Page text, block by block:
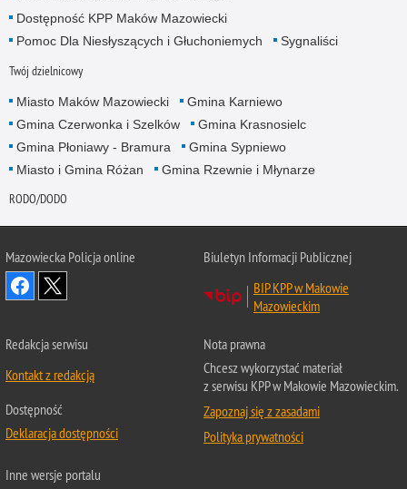
Dostępność KPP Maków Mazowiecki
Pomoc Dla Niesłyszących i Głuchoniemych
Sygnaliści
Twój dzielnicowy
Miasto Maków Mazowiecki
Gmina Karniewo
Gmina Czerwonka i Szelków
Gmina Krasnosielc
Gmina Płoniawy - Bramura
Gmina Sypniewo
Miasto i Gmina Różan
Gmina Rzewnie i Młynarze
RODO/DODO
Mazowiecka Policja online
Biuletyn Informacji Publicznej
BIP KPP w Makowie
Mazowieckim
Redakcja serwisu
Kontakt z redakcją
Dostępność
Deklaracja dostępności
Nota prawna
Chcesz wykorzystać materiał
z serwisu KPP w Makowie Mazowieckim.
Zapoznaj się z zasadami
Polityka prywatności
Inne wersje portalu